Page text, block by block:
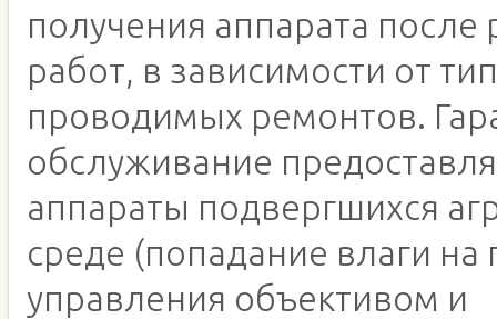
получения аппарата
работ, в зависимости от
проводимых ремонтов.
обслуживание
аппараты подвергшихся
среде (попадание влаги на
управления объективом и